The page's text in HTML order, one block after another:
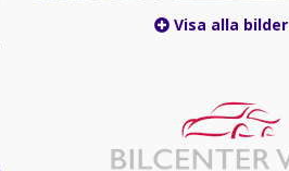
Visa alla bilder